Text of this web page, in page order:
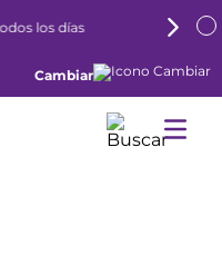
los días
Cambiar